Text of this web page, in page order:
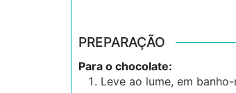
PREPARAÇÃO
Para o chocolate:
Leve ao lume, em